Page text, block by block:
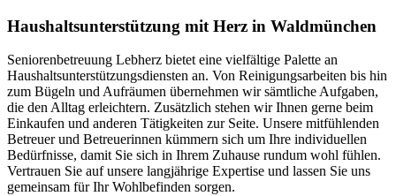
Haushalts­unterstützung mit Herz in Waldmünchen
Seniorenbetreuung Lebherz bietet eine vielfältige Palette an
Haushaltsunterstützungsdiensten an. Von Reinigungsarbeiten bis hin
zum Bügeln und Aufräumen übernehmen wir sämtliche Aufgaben,
die den Alltag erleichtern. Zusätzlich stehen wir Ihnen gerne beim
Einkaufen und anderen Tätigkeiten zur Seite. Unsere mitfühlenden
Betreuer und Betreuerinnen kümmern sich um Ihre individuellen
Bedürfnisse, damit Sie sich in Ihrem Zuhause rundum wohl fühlen.
Vertrauen Sie auf unsere langjährige Expertise und lassen Sie uns
gemeinsam für Ihr Wohlbefinden sorgen.